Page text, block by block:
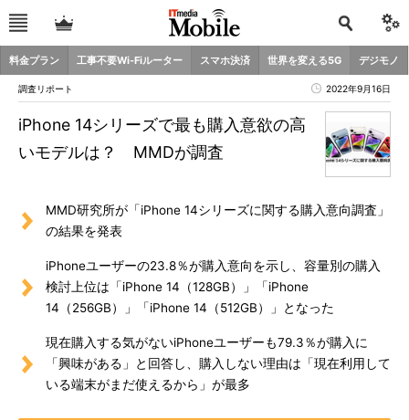
料金プラン 工事不要Wi-Fiルーター スマホ決済 世界を変える5G デジモノ
調査リポート 2022年9月16日
iPhone 14シリーズで最も購入意欲の高
いモデルは？ MMDが調査
MMD研究所が「iPhone 14シリーズに関する購入意向調査」
の結果を発表
iPhoneユーザーの23.8％が購入意向を示し、容量別の購入
検討上位は「iPhone 14（128GB）」「iPhone
14（256GB）」「iPhone 14（512GB）」となった
現在購入する気がないiPhoneユーザーも79.3％が購入に
「興味がある」と回答し、購入しない理由は「現在利用して
いる端末がまだ使えるから」が最多